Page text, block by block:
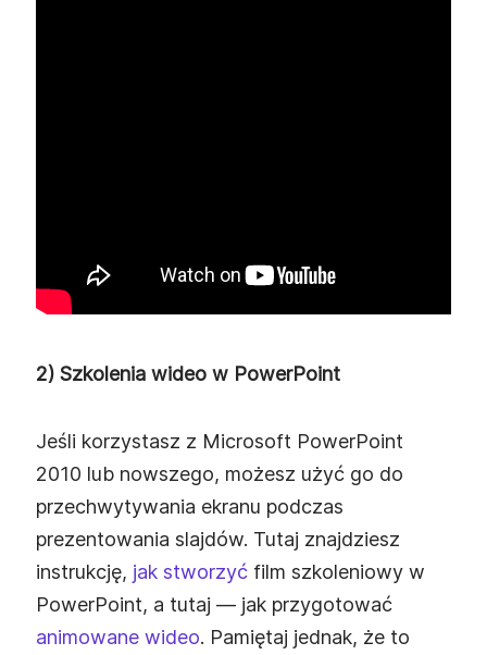
2) Szkolenia wideo w PowerPoint
Jeśli korzystasz z Microsoft PowerPoint
2010 lub nowszego, możesz użyć go do
przechwytywania ekranu podczas
prezentowania slajdów. Tutaj znajdziesz
instrukcję, jak stworzyć film szkoleniowy w
PowerPoint, a tutaj — jak przygotować
animowane wideo. Pamiętaj jednak, że to